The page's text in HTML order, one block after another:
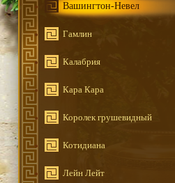
Вашингтон-Невел
Гамлин
Калабрия
Кара Кара
Королек грушевидный
Котидиана
Лейн Лейт